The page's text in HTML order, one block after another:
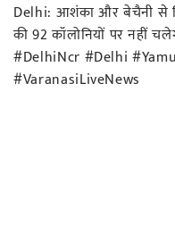
Delhi: आशंका और बेचैनी से
की 92 कॉलोनियों पर नहीं
#DelhiNcr #Delhi
#VaranasiLiveNews